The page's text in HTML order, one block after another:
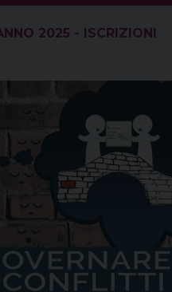
2025 - ISCRIZIONI